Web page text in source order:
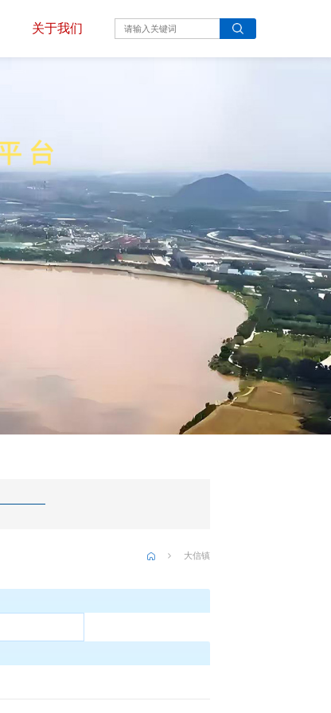
关于我们
大信镇